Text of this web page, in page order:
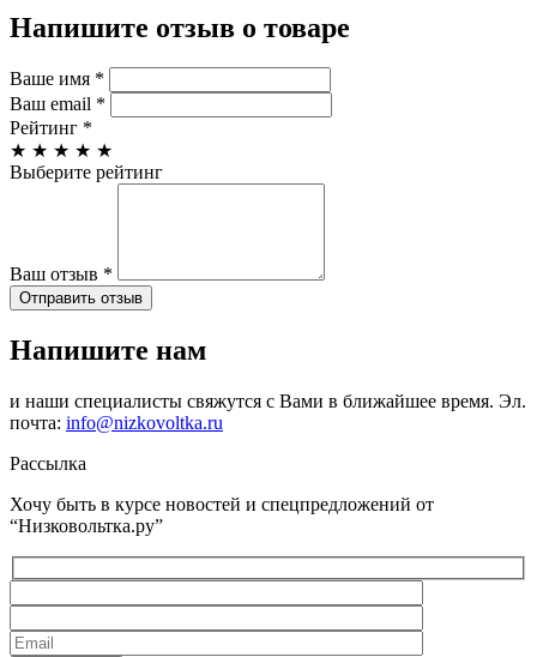
Напишите отзыв о товаре
Ваше имя *
Ваш email *
Рейтинг *
★ ★ ★ ★ ★
Выберите рейтинг
Ваш отзыв *
Отправить отзыв
Напишите нам
и наши специалисты свяжутся с Вами в ближайшее время. Эл.
почта: info@nizkovoltka.ru
Рассылка
Хочу быть в курсе новостей и спецпредложений от
“Низковольтка.ру”